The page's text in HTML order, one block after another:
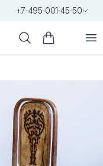
+7-495-001-45-50
ПоискКорзина